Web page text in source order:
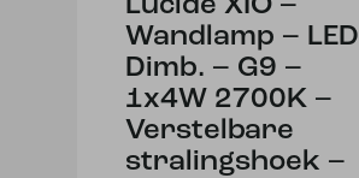
Lucide XIO –
Wandlamp – LED
Dimb. – G9 –
1x4W 2700K –
Verstelbare
stralingshoek –